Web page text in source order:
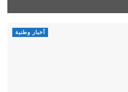
أخبار وطنية